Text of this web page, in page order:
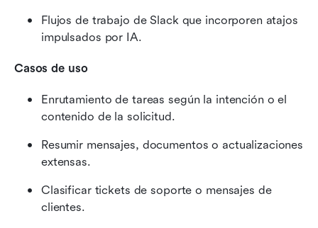
Flujos de trabajo de Slack que incorporen atajos
impulsados por IA.
Casos de uso
Enrutamiento de tareas según la intención o el
contenido de la solicitud.
Resumir mensajes, documentos o actualizaciones
extensas.
Clasificar tickets de soporte o mensajes de
clientes.